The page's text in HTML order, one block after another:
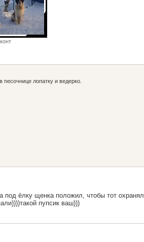
лопатку и ведерко.
под ёлку щенка положил, чтобы тот охранял
пупсик ваш)))